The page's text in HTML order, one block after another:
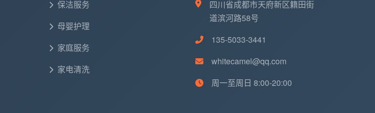
大三房、大平层
跃层、联排
保洁服务
母婴护理
家庭服务
家电清洗
四川省成都市天府新区籍田街
道滨河路58号
135-5033-3441
whitecamel@qq.com
周一至周日 8:00-20:00